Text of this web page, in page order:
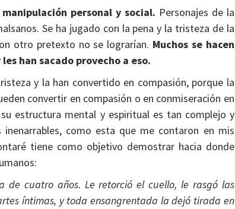
personal y social. Personajes de la
Se ha jugado con la pena y la tristeza de la
otro pretexto no se lograrían. Muchos se hacen
han sacado provecho a eso.
y la han convertido en compasión, porque la
convertir en compasión o en conmiseración en
estructura mental y espiritual es tan complejo y
como esta que me contaron en mis
tiene como objetivo demostrar hacia donde
de cuatro años. Le retorció el cuello, le rasgó las
íntimas, y toda ensangrentada la dejó tirada en